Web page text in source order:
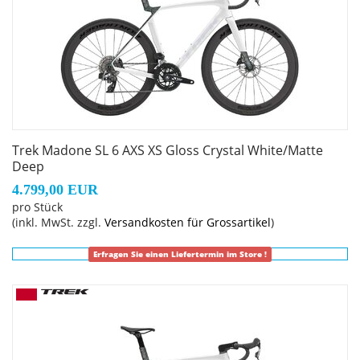
zweiteiligem Lenker/Vorbau-Design lässt sich die
Passform schnell und einfach anpassen.
Optionale aerodynamische Trinkflaschen für noch mehr
Die zusammen mit den Full System Foil Rohrformen des
Flaschenhalter machen das gesamte System schneller.
Geschlecht: Uni
Rohrprofile, IsoFlow-Sitzrohr, RCS Headset System,
abnehmbare Aero-Kettenführung, T47-Innenlager,
Flat Mount Scheibenbremsaufnahme, UDH, 142 x 12 mm
Trek Madone SL 6 AXS XS Gloss Crystal White/Matte
Deep
4.799,00 EUR
pro Stück
(inkl. MwSt. zzgl. Versandkosten für Grossartikel)
Erfragen Sie einen Liefertermin im Store !